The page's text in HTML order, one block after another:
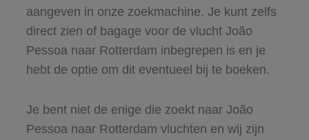
aangeven in onze zoekmachine. Je kunt zelfs
direct zien of bagage voor de vlucht João
Pessoa naar Rotterdam inbegrepen is en je
hebt de optie om dit eventueel bij te boeken.
Je bent niet de enige die zoekt naar João
Pessoa naar Rotterdam vluchten en wij zijn